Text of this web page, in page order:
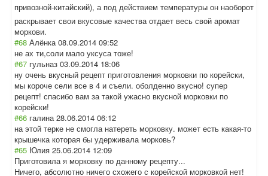
привозной-китайский), а под действием температуры он наоборот
раскрывает свои вкусовые качества отдает весь свой аромат
моркови.
#68 Алёнка 08.09.2014 09:52
не ах ти,соли мало уксуса тоже!
#67 гульназ 03.09.2014 18:06
ну очень вкусный рецепт приготовления морковки по корейски,
мы короче сели все в 4 и съели. оболденно вкусно! супер
рецепт! спасибо вам за такой ужасно вкусной морковки по
корейски!
#66 галина 28.06.2014 06:12
на этой терке не смогла натереть морковку. может есть какая-то
крышечка которая бы удерживала морковь?
#65 Юлия 25.06.2014 12:09
Приготовила я морковку по данному рецепту...
Ничего, абсолютно ничего схожего с корейской морковкой нет!